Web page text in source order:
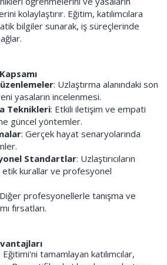
kolaylaştırır. Eğitim, katılımcılara
bilgiler sunarak, iş süreçlerinde
: Uzlaştırma alanındaki son
yasaların incelenmesi.
Teknikleri: Etkili iletişim ve empati
güncel yöntemler.
: Gerçek hayat senaryolarında
Standartlar: Uzlaştırıcıların
etik kurallar ve profesyonel
profesyonellerle tanışma ve
fırsatları.
tamamlayan katılımcılar,